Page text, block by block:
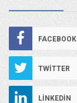
FACEBOOK
TWITTER
LINKEDIN